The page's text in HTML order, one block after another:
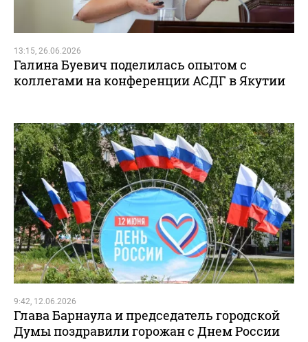
13:15, 26.06.2026
Галина Буевич поделилась опытом с
коллегами на конференции АСДГ в Якутии
9:42, 12.06.2026
Глава Барнаула и председатель городской
Думы поздравили горожан с Днем России